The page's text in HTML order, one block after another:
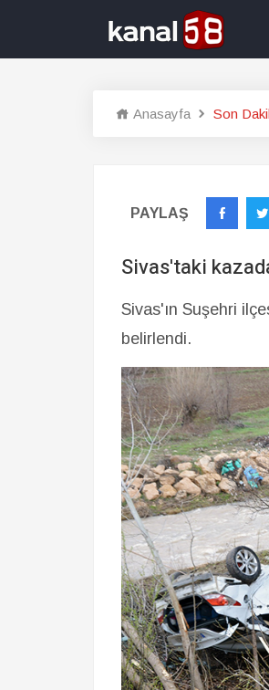
Anasayfa Son
PAYLAŞ
Sivas'taki
Sivas'ın Suşehri
belirlendi.